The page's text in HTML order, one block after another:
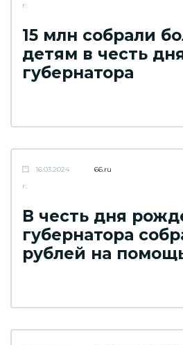
г.
15 млн собрали
детям в честь
губернатора
16.03.2024
г.
66.ru
В честь дня
губернатора
рублей на